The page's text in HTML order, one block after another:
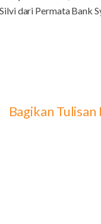
dari Permata Bank
Bagikan Tulisan